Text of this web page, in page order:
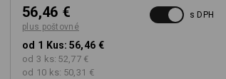
56,46 €
plus poštovné
s DPH
od 1 Kus: 56,46 €
od 3 ks: 52,77 €
od 10 ks: 50,31 €